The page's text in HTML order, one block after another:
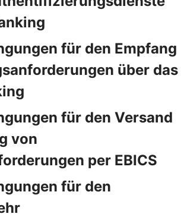
für den Empfang
über das
für den Versand
von
per EBICS
für den